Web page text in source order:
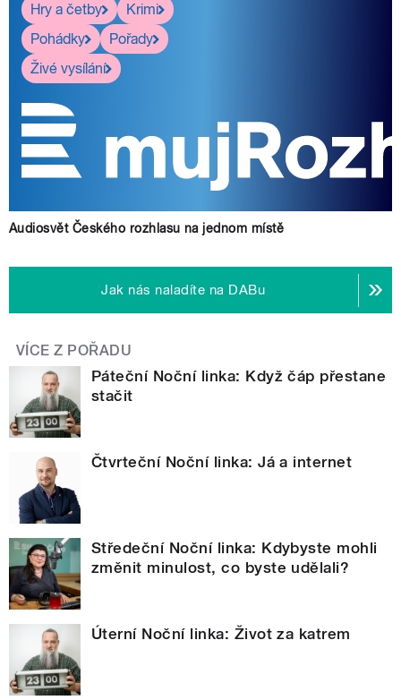
Hry a četby
Krimi
Pohádky
Pořady
Živé vysílání
Audiosvět Českého rozhlasu na jednom místě
Jak nás naladíte na DABu
VÍCE Z POŘADU
Páteční Noční linka: Když čáp přestane
stačit
Čtvrteční Noční linka: Já a internet
Středeční Noční linka: Kdybyste mohli
změnit minulost, co byste udělali?
Úterní Noční linka: Život za katrem